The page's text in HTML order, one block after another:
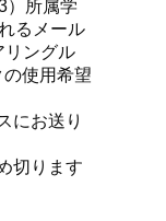
）所属学
るメール
リングル
使用希望
にお送り
切ります